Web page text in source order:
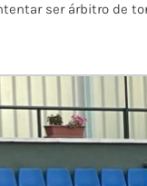
ser árbitro de